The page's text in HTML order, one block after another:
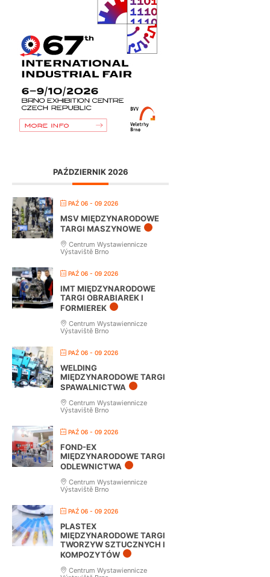
PAŹDZIERNIK 2026
PAŹ 06 - 09 2026
MSV MIĘDZYNARODOWE
TARGI MASZYNOWE
Centrum Wystawiennicze
Výstaviště Brno
PAŹ 06 - 09 2026
IMT MIĘDZYNARODOWE
TARGI OBRABIAREK I
FORMIEREK
Centrum Wystawiennicze
Výstaviště Brno
PAŹ 06 - 09 2026
WELDING
MIĘDZYNARODOWE TARGI
SPAWALNICTWA
Centrum Wystawiennicze
Výstaviště Brno
PAŹ 06 - 09 2026
FOND-EX
MIĘDZYNARODOWE TARGI
ODLEWNICTWA
Centrum Wystawiennicze
Výstaviště Brno
PAŹ 06 - 09 2026
PLASTEX
MIĘDZYNARODOWE TARGI
TWORZYW SZTUCZNYCH I
KOMPOZYTÓW
Centrum Wystawiennicze